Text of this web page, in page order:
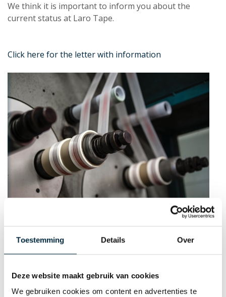
Toestemming Details Over
Deze website maakt gebruik van cookies
We gebruiken cookies om content en advertenties te
We think it is important to inform you about the
current status at Laro Tape.
Click here for the letter with information
About Laro Tape
Mission & core values